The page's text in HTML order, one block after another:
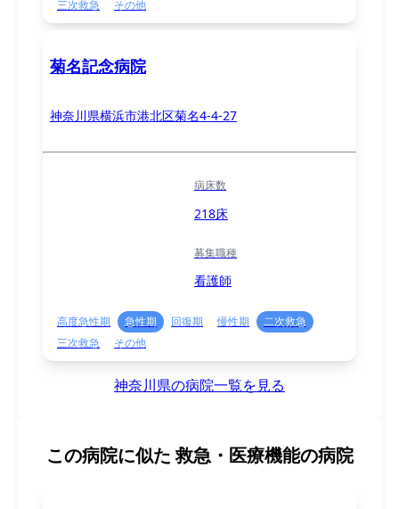
三次救急 その他
菊名記念病院
神奈川県横浜市港北区菊名4-4-27
病床数
218床
募集職種
看護師
高度急性期 急性期 回復期 慢性期
二次救急
三次救急
その他
神奈川県の病院一覧を見る
この病院に似た 救急・医療機能の病院